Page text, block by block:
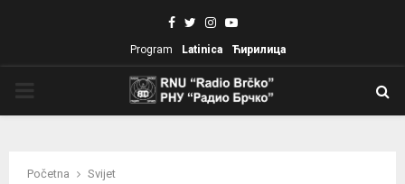
Facebook
TwitterInstagram
Youtube
Program Latinica Ћирилица
Početna
Svijet